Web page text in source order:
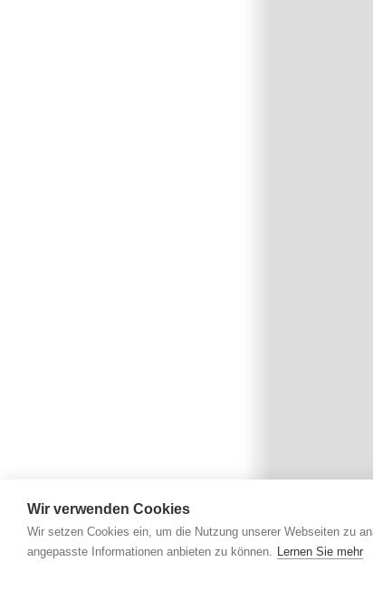
Wir verwenden Cookies
Wir setzen Cookies ein, um die Nutzung unserer Webseiten zu
angepasste Informationen anbieten zu können. Lernen Sie mehr